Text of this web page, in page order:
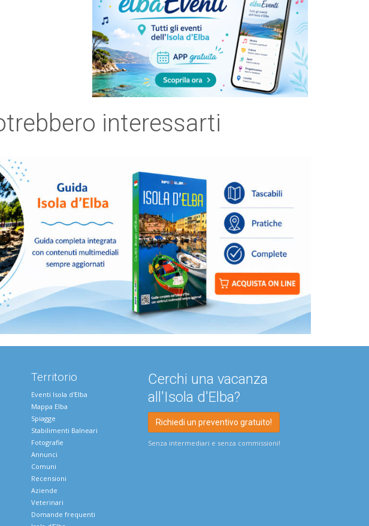
interessarti
Territorio
Eventi Isola d'Elba
Mappa Elba
Spiagge
Stabilimenti Balneari
Fotografie
Annunci
Comuni
Recensioni
Aziende
Veterinari
Domande frequenti
Cerchi una vacanza
all'Isola d'Elba?
Richiedi un preventivo gratuito!
Senza intermediari e senza commissioni!